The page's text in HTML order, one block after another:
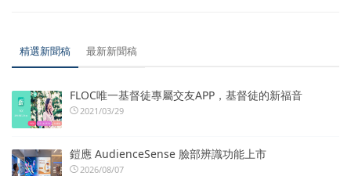
精選新聞稿 最新新聞稿
FLOC唯一基督徒專屬交友APP，基督徒的新福音
2021/03/29
鎧應 AudienceSense 臉部辨識功能上市
2026/08/07